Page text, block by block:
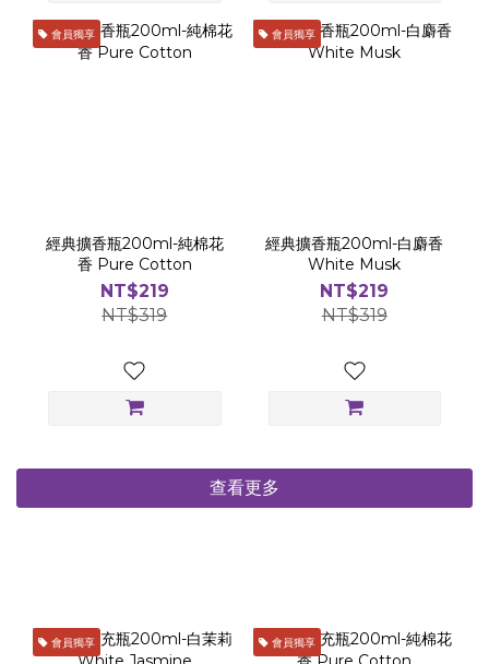
會員獨享
經典擴香瓶200ml-純棉花
香 Pure Cotton
NT$219
NT$319
會員獨享
經典擴香瓶200ml-白麝香
White Musk
NT$219
NT$319
查看更多
會員獨享 會員獨享